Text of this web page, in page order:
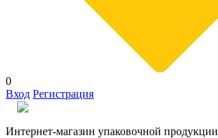
0
Вход Регистрация
Интернет-магазин упаковочной продукции